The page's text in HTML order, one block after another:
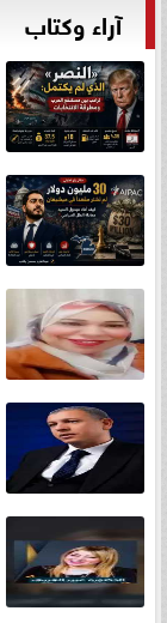
آراء وكتاب